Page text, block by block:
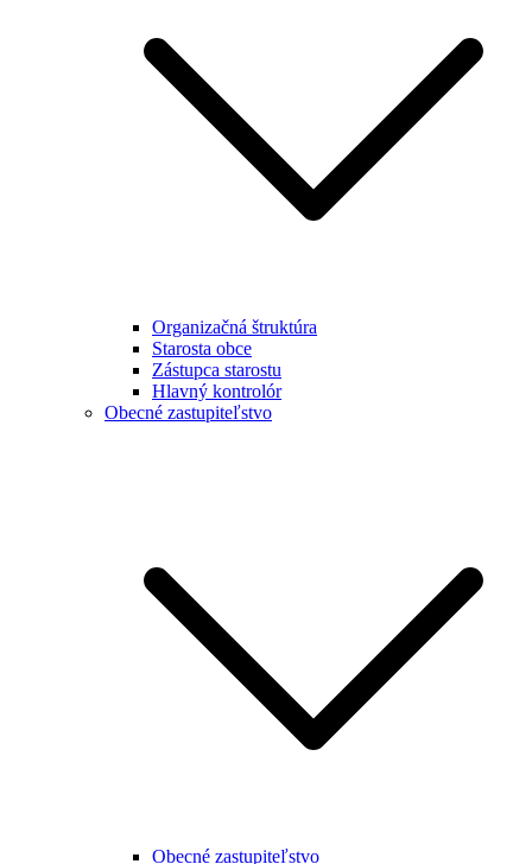
Organizačná štruktúra
Starosta obce
Zástupca starostu
Hlavný kontrolór
Obecné zastupiteľstvo
Obecné zastupiteľstvo